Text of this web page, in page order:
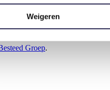
Weigeren
Beweegt?Klik hier
Groep.